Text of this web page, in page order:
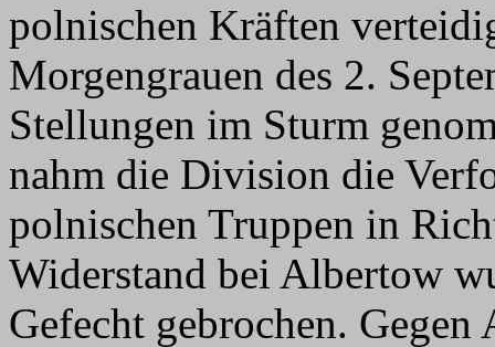
polnischen Kräften
Morgengrauen des 2.
Stellungen im Sturm
nahm die Division die
polnischen Truppen in
Widerstand bei Albertow
Gefecht gebrochen.